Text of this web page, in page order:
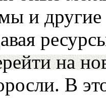
и другие
на
В